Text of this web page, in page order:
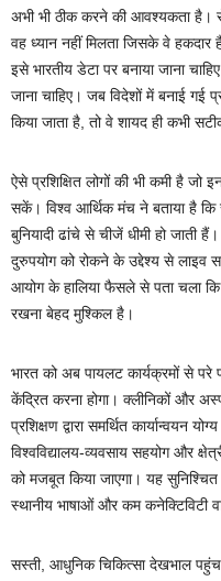
अभी भी ठीक करने की आवश्यकता है।
वह ध्यान नहीं मिलता जिसके वे हकदार
इसे भारतीय डेटा पर बनाया जाना
जाना चाहिए। जब विदेशों में बनाई गई
किया जाता है, तो वे शायद ही कभी
ऐसे प्रशिक्षित लोगों की भी कमी है जो
सकें। विश्व आर्थिक मंच ने बताया है
बुनियादी ढांचे से चीजें धीमी हो जाती
दुरुपयोग को रोकने के उद्देश्य से लाइव
आयोग के हालिया फैसले से पता चला
रखना बेहद मुश्किल है।
भारत को अब पायलट कार्यक्रमों से परे
केंद्रित करना होगा। क्लीनिकों और
प्रशिक्षण द्वारा समर्थित कार्यान्वयन
विश्वविद्यालय-व्यवसाय सहयोग और
को मजबूत किया जाएगा। यह
स्थानीय भाषाओं और कम कनेक्टिविटी
सस्ती, आधुनिक चिकित्सा देखभाल